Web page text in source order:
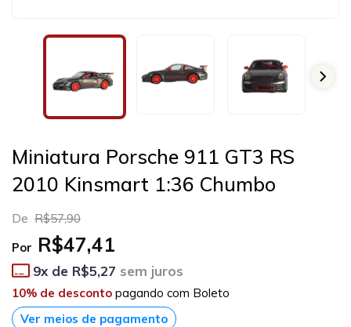
Miniatura Porsche 911 GT3 RS
2010 Kinsmart 1:36 Chumbo
De R$57,90
Por R$47,41
9x de R$5,27 sem juros
10% de desconto pagando com Boleto
Ver meios de pagamento